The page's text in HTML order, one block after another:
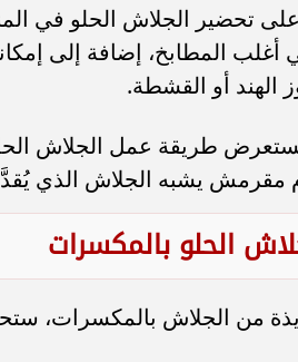
تحضير الجلاش الحلو في
أغلب المطابخ، إضافة إلى
الهند أو القشطة.
نستعرض طريقة عمل الجلاش
يشبه الجلاش الذي
الحلو بالمكسرات
من الجلاش بالمكسرات،